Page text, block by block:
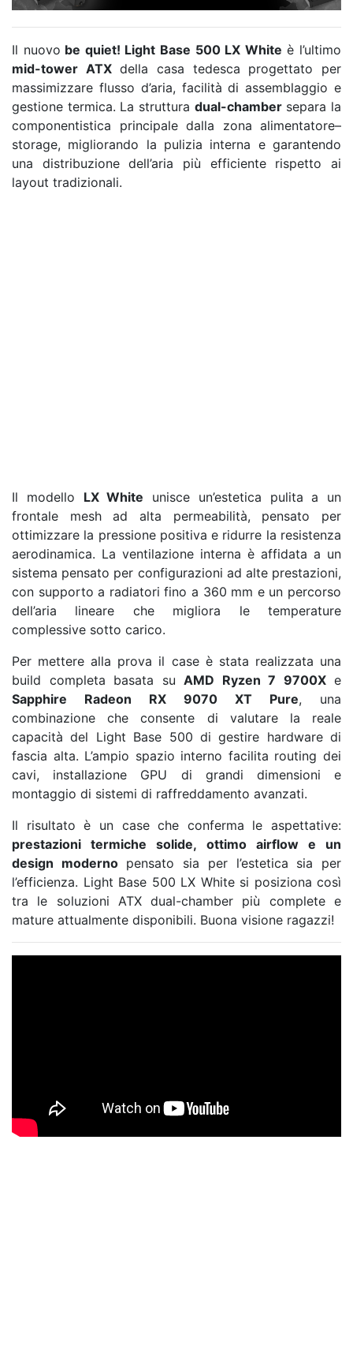
Il nuovo be quiet! Light Base 500 LX White è l’ultimo
mid-tower ATXdella casa tedesca progettato per
massimizzare flusso d’aria, facilità di assemblaggio e
gestione termica. La struttura dual-chambersepara la
componentistica principale dalla zona alimentatore–
storage, migliorando la pulizia interna e garantendo
una distribuzione dell’aria più efficiente rispetto ai
layout tradizionali.
Il modello LX White unisce un’estetica pulita a un
frontale mesh ad alta permeabilità, pensato per
ottimizzare la pressione positiva e ridurre la resistenza
aerodinamica. La ventilazione interna è affidata a un
sistema pensato per configurazioni ad alte prestazioni,
con supporto a radiatori fino a 360 mm e un percorso
dell’aria lineare che migliora le temperature
complessive sotto carico.
Per mettere alla prova il case è stata realizzata una
build completa basata su AMD Ryzen 7 9700Xe
Sapphire Radeon RX 9070 XT Pure, una
combinazione che consente di valutare la reale
capacità del Light Base 500 di gestire hardware di
fascia alta. L’ampio spazio interno facilita routing dei
cavi, installazione GPU di grandi dimensioni e
montaggio di sistemi di raffreddamento avanzati.
Il risultato è un case che conferma le aspettative:
prestazioni termiche solide, ottimo airflow e un
design modernopensato sia per l’estetica sia per
l’efficienza. Light Base 500 LX White si posiziona così
tra le soluzioni ATX dual-chamber più complete e
mature attualmente disponibili. Buona visione ragazzi!